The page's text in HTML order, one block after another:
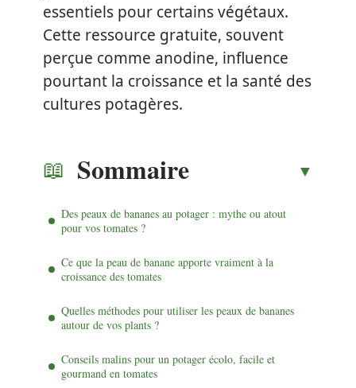
essentiels pour certains végétaux.
Cette ressource gratuite, souvent
perçue comme anodine, influence
pourtant la croissance et la santé des
cultures potagères.
Sommaire
Des peaux de bananes au potager : mythe ou atout
pour vos tomates ?
Ce que la peau de banane apporte vraiment à la
croissance des tomates
Quelles méthodes pour utiliser les peaux de bananes
autour de vos plants ?
Conseils malins pour un potager écolo, facile et
gourmand en tomates